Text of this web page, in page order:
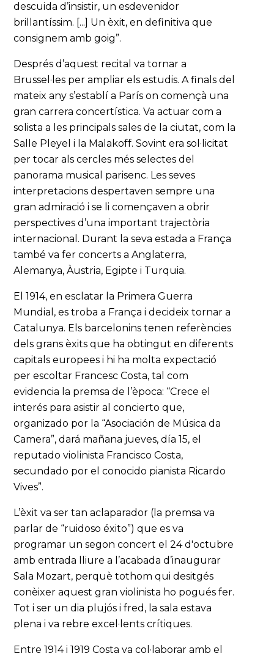
descuida d’insistir, un esdevenidor
brillantíssim. [...] Un èxit, en definitiva que
consignem amb goig”.
Després d’aquest recital va tornar a
Brussel·les per ampliar els estudis. A finals del
mateix any s’establí a París on començà una
gran carrera concertística. Va actuar com a
solista a les principals sales de la ciutat, com la
Salle Pleyel i la Malakoff. Sovint era sol·licitat
per tocar als cercles més selectes del
panorama musical parisenc. Les seves
interpretacions despertaven sempre una
gran admiració i se li començaven a obrir
perspectives d’una important trajectòria
internacional. Durant la seva estada a França
també va fer concerts a Anglaterra,
Alemanya, Àustria, Egipte i Turquia.
El 1914, en esclatar la Primera Guerra
Mundial, es troba a França i decideix tornar a
Catalunya. Els barcelonins tenen referències
dels grans èxits que ha obtingut en diferents
capitals europees i hi ha molta expectació
per escoltar Francesc Costa, tal com
evidencia la premsa de l’època: “Crece el
interés para asistir al concierto que,
organizado por la “Asociación de Música da
Camera”, dará mañana jueves, día 15, el
reputado violinista Francisco Costa,
secundado por el conocido pianista Ricardo
Vives”.
L’èxit va ser tan aclaparador (la premsa va
parlar de “ruidoso éxito”) que es va
programar un segon concert el 24 d'octubre
amb entrada lliure a l’acabada d’inaugurar
Sala Mozart, perquè tothom qui desitgés
conèixer aquest gran violinista ho pogués fer.
Tot i ser un dia plujós i fred, la sala estava
plena i va rebre excel·lents crítiques.
Entre 1914 i 1919 Costa va col·laborar amb el